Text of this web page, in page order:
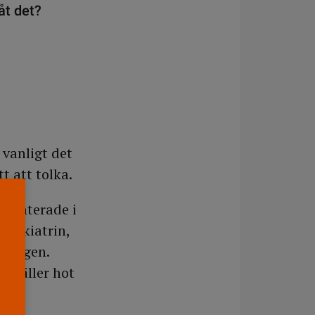
det?
det
att tolka.
i
gäller hot